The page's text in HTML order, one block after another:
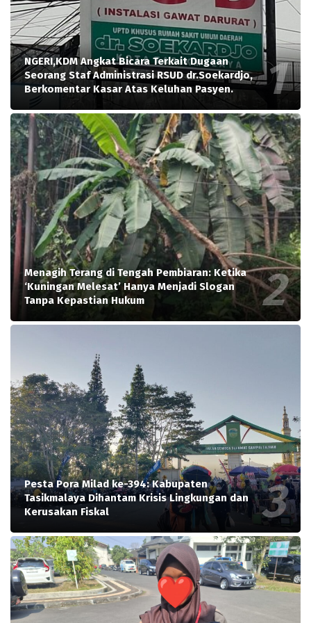
NGERI,KDM Angkat Bicara Terkait Dugaan
Seorang Staf Administrasi RSUD dr.Soekardjo,
Berkomentar Kasar Atas Keluhan Pasyen.
Menagih Terang di Tengah Pembiaran: Ketika
‘Kuningan Melesat’ Hanya Menjadi Slogan
Tanpa Kepastian Hukum
Pesta Pora Milad ke-394: Kabupaten
Tasikmalaya Dihantam Krisis Lingkungan dan
Kerusakan Fiskal